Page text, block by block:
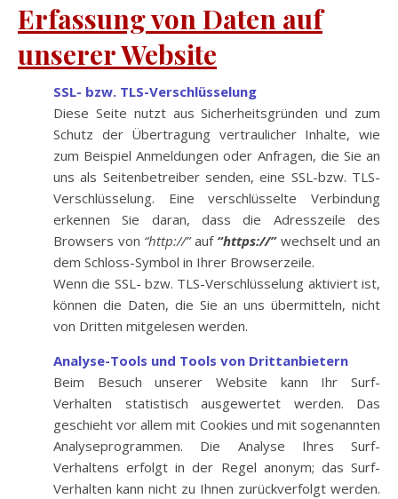
Erfassung von Daten auf
unserer Website
SSL- bzw. TLS-Verschlüsselung
Diese Seite nutzt aus Sicherheitsgründen und zum
Schutz der Übertragung vertraulicher Inhalte, wie
zum Beispiel Anmeldungen oder Anfragen, die Sie an
uns als Seitenbetreiber senden, eine SSL-bzw. TLS-
Verschlüsselung. Eine verschlüsselte Verbindung
erkennen Sie daran, dass die Adresszeile des
Browsers von “http://”auf “https://”wechselt und an
dem Schloss-Symbol in Ihrer Browserzeile.
Wenn die SSL- bzw. TLS-Verschlüsselung aktiviert ist,
können die Daten, die Sie an uns übermitteln, nicht
von Dritten mitgelesen werden.
Analyse-Tools und Tools von Drittanbietern
Beim Besuch unserer Website kann Ihr Surf-
Verhalten statistisch ausgewertet werden. Das
geschieht vor allem mit Cookies und mit sogenannten
Analyseprogrammen. Die Analyse Ihres Surf-
Verhaltens erfolgt in der Regel anonym; das Surf-
Verhalten kann nicht zu Ihnen zurückverfolgt werden.